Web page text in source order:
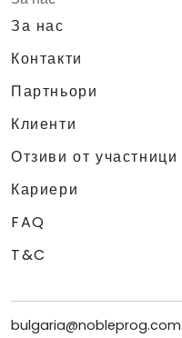
За нас
Контакти
Партньори
Клиенти
Отзиви от участници
Кариери
FAQ
T&C
bulgaria@nobleprog.com